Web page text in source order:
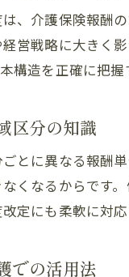
、介護保険報酬
営戦略に大きく
構造を正確に把
区分の知識
とに異なる報酬
くなるからです
定にも柔軟に対
での活用法